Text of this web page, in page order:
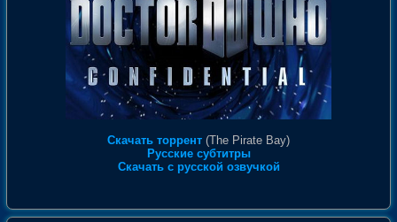
Скачать торрент (The Pirate Bay)
Русские субтитры
Скачать с русской озвучкой